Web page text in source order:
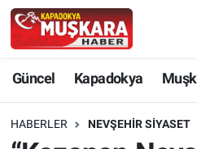
Güncel Kapadokya
HABERLER NEVŞEHIR SIYASET
Güncel
SEÇİM
Nevşehir Hava Durumu
Nevşehir Trafik